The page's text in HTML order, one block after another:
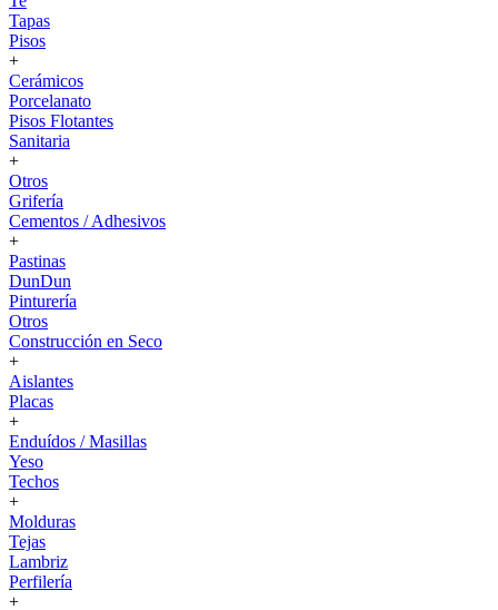
Tapas
Pisos
+
Cerámicos
Porcelanato
Pisos Flotantes
Sanitaria
+
Otros
Grifería
Cementos / Adhesivos
+
Pastinas
DunDun
Pinturería
Otros
Construcción en Seco
+
Aislantes
Placas
+
Enduídos / Masillas
Yeso
Techos
+
Molduras
Tejas
Lambriz
Perfilería
+